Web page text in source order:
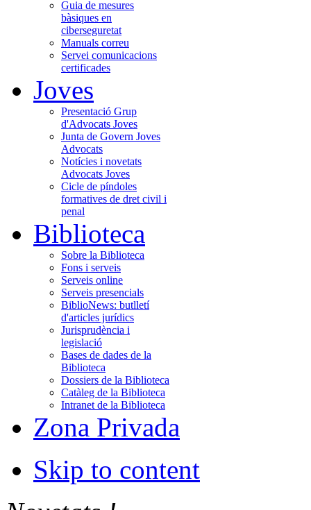
Guia de mesures
bàsiques en
ciberseguretat
Manuals correu
Servei comunicacions
certificades
Joves
Presentació Grup
d'Advocats Joves
Junta de Govern Joves
Advocats
Notícies i novetats
Advocats Joves
Cicle de píndoles
formatives de dret civil i
penal
Biblioteca
Sobre la Biblioteca
Fons i serveis
Serveis online
Serveis presencials
BiblioNews: butlletí
d'articles jurídics
Jurisprudència i
legislació
Bases de dades de la
Biblioteca
Dossiers de la Biblioteca
Catàleg de la Biblioteca
Intranet de la Biblioteca
Zona Privada
Skip to content